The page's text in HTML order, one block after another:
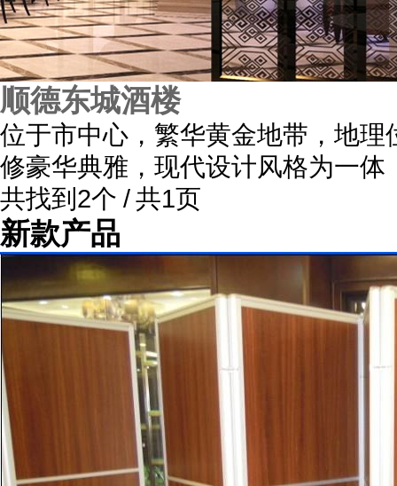
顺德东城酒楼
位于市中心，繁华黄金地带，地
修豪华典雅，现代设计风格为一体
共找到2个 / 共1页
新款产品